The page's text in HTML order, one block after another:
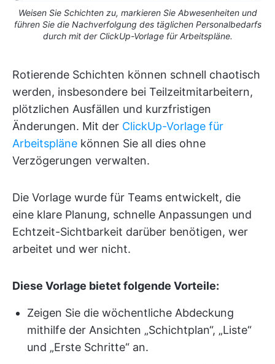
Weisen Sie Schichten zu, markieren Sie Abwesenheiten und
führen Sie die Nachverfolgung des täglichen Personalbedarfs
durch mit der ClickUp-Vorlage für Arbeitspläne.
Rotierende Schichten können schnell chaotisch
werden, insbesondere bei Teilzeitmitarbeitern,
plötzlichen Ausfällen und kurzfristigen
Änderungen. Mit der ClickUp-Vorlage für
Arbeitspläne können Sie all dies ohne
Verzögerungen verwalten.
Die Vorlage wurde für Teams entwickelt, die
eine klare Planung, schnelle Anpassungen und
Echtzeit-Sichtbarkeit darüber benötigen, wer
arbeitet und wer nicht.
Diese Vorlage bietet folgende Vorteile:
Zeigen Sie die wöchentliche Abdeckung
mithilfe der Ansichten „Schichtplan“, „Liste“
und „Erste Schritte“ an.